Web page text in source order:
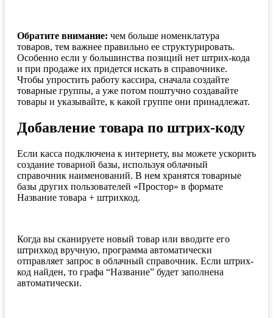
Обратите внимание: чем больше номенклатура
товаров, тем важнее правильно ее структурировать.
Особенно если у большинства позиций нет штрих-кода
и при продаже их придется искать в справочнике.
Чтобы упростить работу кассира, сначала создайте
товарные группы, а уже потом поштучно создавайте
товары и указывайте, к какой группе они принадлежат.
Добавление товара по штрих-коду
Если касса подключена к интернету, вы можете ускорить
создание товарной базы, используя облачный
справочник наименований. В нем хранятся товарные
базы других пользователей «Простор» в формате
Название товара + штрихкод.
Когда вы сканируете новый товар или вводите его
штрихкод вручную, программа автоматически
отправляет запрос в облачный справочник. Если штрих-
код найден, то графа “Название” будет заполнена
автоматически.